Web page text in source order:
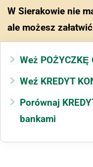
W Sierakowie nie
ale możesz
Weż POŻYCZKĘ
Weź KREDYT
Porównaj
bankami